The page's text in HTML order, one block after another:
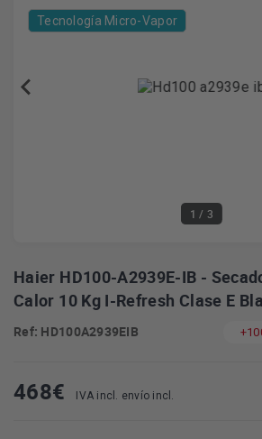
1 / 3
Tecnología Micro-Vapor
Haier HD100-A2939E-IB -
Calor 10 Kg I-Refresh Clase E
Ref: HD100A2939EIB
468€ IVA incl. envío incl.